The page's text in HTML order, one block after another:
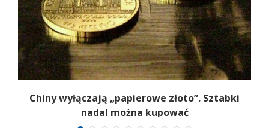
Chiny wyłączają „papierowe złoto”. Sztabki
nadal można kupować